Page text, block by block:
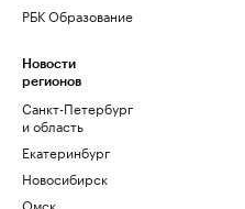
РБК Образование
Новости
регионов
Санкт-Петербург
и область
Екатеринбург
Новосибирск
Омск